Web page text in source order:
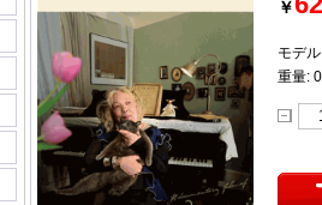
￥
モデ
重量: